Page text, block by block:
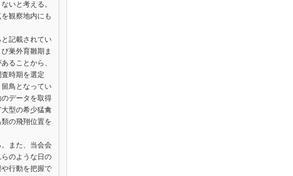
いと考える。
観察地内にも
記載されてい
巣外育雛期ま
ることから、
時期を選定
鳥となってい
データを取得
型の希少猛禽
の飛翔位置を
また、当会会
のような日の
行動を把握で